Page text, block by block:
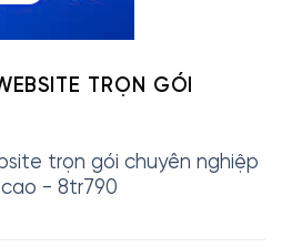
TRỌN GÓI
trọn gói chuyên nghiệp
- 8tr790